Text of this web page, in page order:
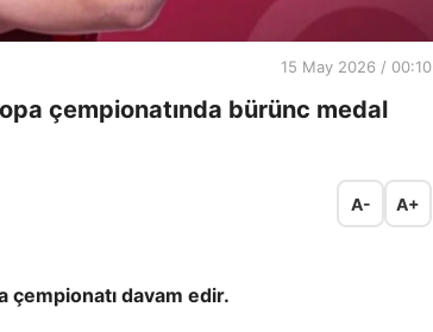
15 May 2026 / 00:10
çempionatında bürünc medal
A- A+
çempionatı davam edir.